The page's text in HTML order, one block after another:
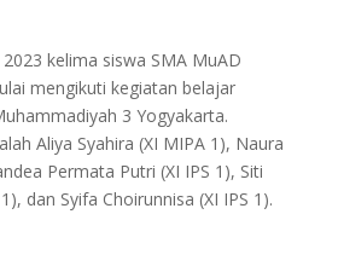
kelima siswa SMA MuAD
mengikuti kegiatan belajar
3 Yogyakarta.
Aliya Syahira (XI MIPA 1), Naura
Permata Putri (XI IPS 1), Siti
dan Syifa Choirunnisa (XI IPS 1).